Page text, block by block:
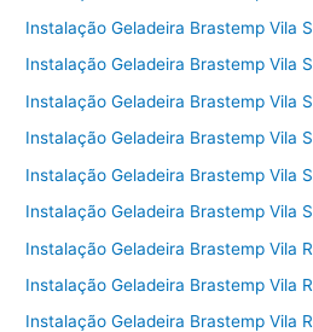
Instalação Geladeira Brastemp Vila
Instalação Geladeira Brastemp Vila
Instalação Geladeira Brastemp Vila
Instalação Geladeira Brastemp Vila
Instalação Geladeira Brastemp Vila
Instalação Geladeira Brastemp Vila
Instalação Geladeira Brastemp Vila
Instalação Geladeira Brastemp Vila
Instalação Geladeira Brastemp Vila